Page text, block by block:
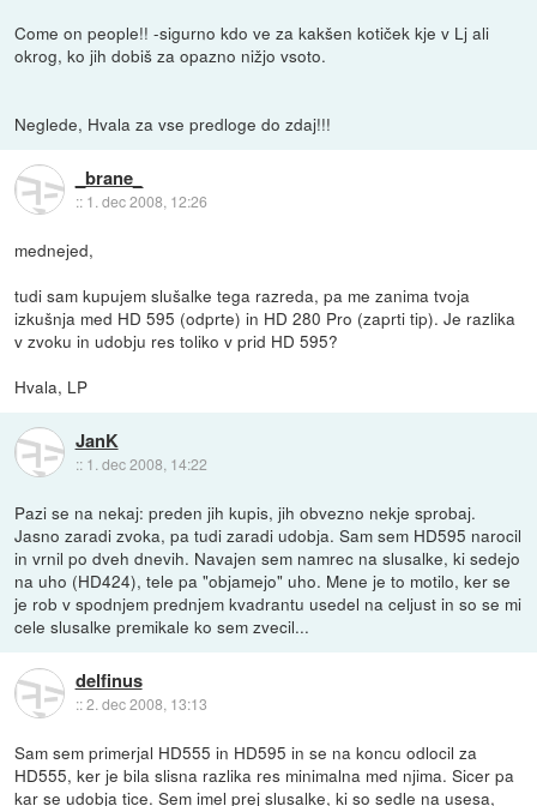
Come on people!! -sigurno kdo ve za kakšen kotiček kje v Lj ali
okrog, ko jih dobiš za opazno nižjo vsoto.
Neglede, Hvala za vse predloge do zdaj!!!
_brane_
:: 1. dec 2008, 12:26
mednejed,
tudi sam kupujem slušalke tega razreda, pa me zanima tvoja
izkušnja med HD 595 (odprte) in HD 280 Pro (zaprti tip). Je razlika
v zvoku in udobju res toliko v prid HD 595?
Hvala, LP
JanK
:: 1. dec 2008, 14:22
Pazi se na nekaj: preden jih kupis, jih obvezno nekje sprobaj.
Jasno zaradi zvoka, pa tudi zaradi udobja. Sam sem HD595 narocil
in vrnil po dveh dnevih. Navajen sem namrec na slusalke, ki sedejo
na uho (HD424), tele pa "objamejo" uho. Mene je to motilo, ker se
je rob v spodnjem prednjem kvadrantu usedel na celjust in so se mi
cele slusalke premikale ko sem zvecil...
delfinus
::2. dec 2008, 13:13
Sam sem primerjal HD555 in HD595 in se na koncu odlocil za
HD555, ker je bila slisna razlika res minimalna med njima. Sicer pa
kar se udobja tice. Sem imel prej slusalke, ki so sedle na usesa,